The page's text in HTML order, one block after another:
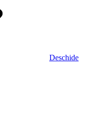
Deschide